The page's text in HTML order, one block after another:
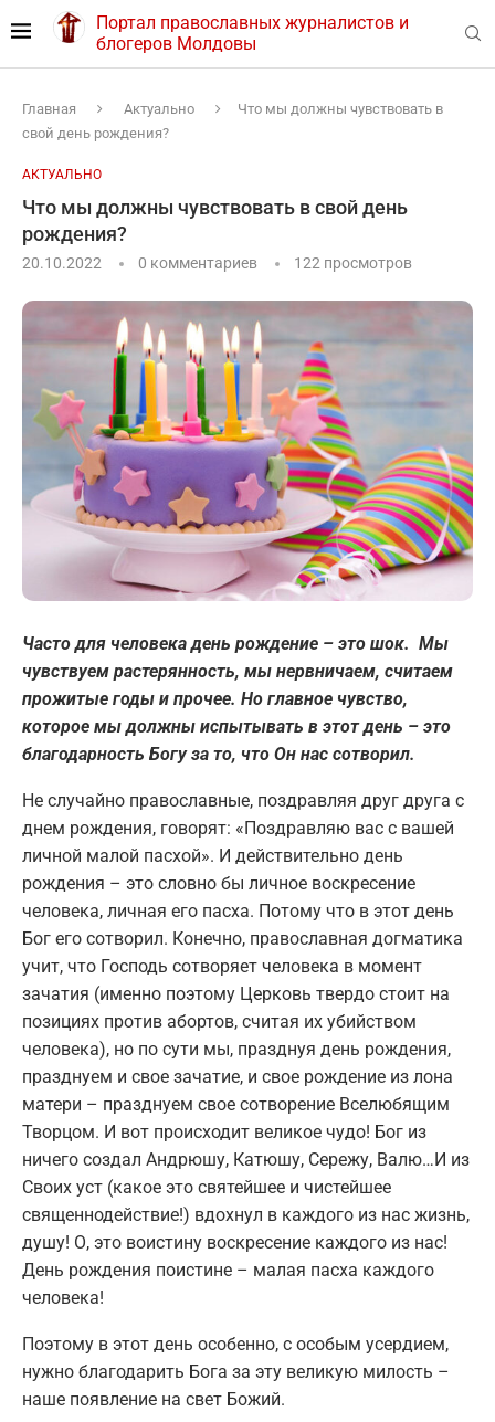
Портал православных журналистов и
блогеров Молдовы
Главная Актуально
Что мы должны чувствовать в
свой день рождения?
АКТУАЛЬНО
Что мы должны чувствовать в свой день
рождения?
20.10.2022 0 комментариев 122 просмотров
Часто для человека день рождение – это шок. Мы
чувствуем растерянность, мы нервничаем, считаем
прожитые годы и прочее. Но главное чувство,
которое мы должны испытывать в этот день – это
благодарность Богу за то, что Он нас сотворил.
Не случайно православные, поздравляя друг друга с
днем рождения, говорят: «Поздравляю вас с вашей
личной малой пасхой». И действительно день
рождения – это словно бы личное воскресение
человека, личная его пасха. Потому что в этот день
Бог его сотворил. Конечно, православная догматика
учит, что Господь сотворяет человека в момент
зачатия (именно поэтому Церковь твердо стоит на
позициях против абортов, считая их убийством
человека), но по сути мы, празднуя день рождения,
празднуем и свое зачатие, и свое рождение из лона
матери – празднуем свое сотворение Вселюбящим
Творцом. И вот происходит великое чудо! Бог из
ничего создал Андрюшу, Катюшу, Сережу, Валю…И из
Своих уст (какое это святейшее и чистейшее
священнодействие!) вдохнул в каждого из нас жизнь,
душу! О, это воистину воскресение каждого из нас!
День рождения поистине – малая пасха каждого
человека!
Поэтому в этот день особенно, с особым усердием,
нужно благодарить Бога за эту великую милость –
наше появление на свет Божий.